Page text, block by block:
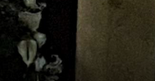
Saltar
contenido